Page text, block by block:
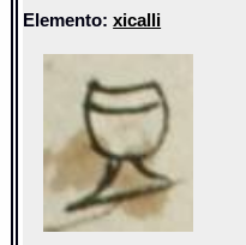
Elemento:xicalli